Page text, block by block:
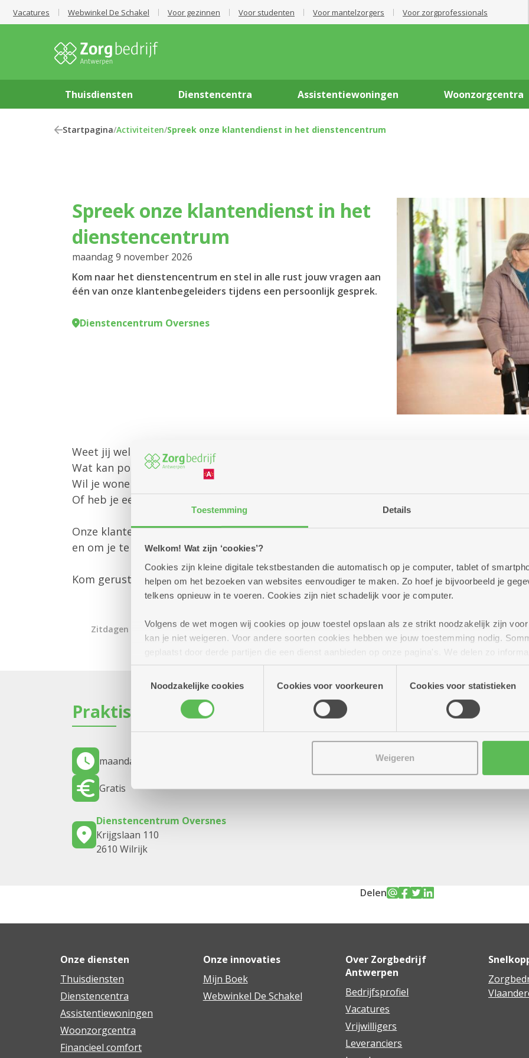
Toestemming Details
Welkom! Wat zijn ‘cookies’?
Cookies zijn kleine digitale tekstbestanden die automatisch op je computer, tablet of
helpen om het bezoeken van websites eenvoudiger te maken. Zo hoef je bijvoorbeeld je
telkens opnieuw in te voeren. Cookies zijn niet schadelijk voor je computer.
Volgens de wet mogen wij cookies op jouw toestel opslaan als ze strikt noodzakelijk zijn
kan je niet weigeren. Voor andere soorten cookies hebben we jouw toestemming nodig.
geplaatst door derde partijen die een dienst aanbieden op onze pagina's. We delen zo
(geanonimiseerd) gebruik van onze site voor social media, advertenties en analyse. Deze
Noodzakelijke cookies
Cookies voor voorkeuren Cookies voor statistieken
Weigeren
Vacatures Webwinkel De Schakel Voor gezinnen Voor studenten Voor mantelzorgers Voor zorgprofessionals
Thuisdiensten Dienstencentra Assistentiewoningen Woonzorgcentra
Startpagina/Activiteiten/Spreek onze klantendienst in het dienstencentrum
Spreek onze klantendienst in het
dienstencentrum
maandag 9 november 2026
Kom naar het dienstencentrum en stel in alle rust jouw vragen aan
één van onze klantenbegeleiders tijdens een persoonlijk gesprek.
Dienstencentrum Oversnes
Weet jij welke diensten Zorgbedrijf Antwerpen aanbiedt?
Wat kan poetshulp of gezinszorg voor jou betekenen?
Wil je wonen in een assistentiewoning of woonzorgcentrum?
Of heb je een andere vraag?
Onze klantenbegeleider is er om jou persoonlijk te helpen met al jouw vragen rond
en om je te informeren over alle mogelijkheden die we aanbieden.
Kom gerust langs – we helpen je graag verder!
Zitdagen klantendienst
Praktisch
maandag 9 november 2026
Gratis
Dienstencentrum Oversnes
Krijgslaan 110
2610 Wilrijk
Delen
Onze diensten
Thuisdiensten
Dienstencentra
Assistentiewoningen
Woonzorgcentra
Financieel comfort
Onze innovaties
Mijn Boek
Webwinkel De Schakel
Over Zorgbedrijf
Antwerpen
Bedrijfsprofiel
Vacatures
Vrijwilligers
Leveranciers